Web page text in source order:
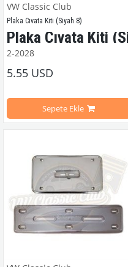
VW Classic Club
Plaka Cıvata Kiti (Siyah 8)
Plaka Cıvata Kiti
1952-1979 Yılları Arasındaki
T1-T2 A-B Kasa ve T3 Minibüs
2-2028
5.55 USD
Sepete Ekle